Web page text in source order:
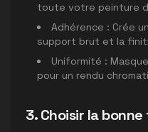
toute votre peinture
Adhérence : Crée
support brut et la
Uniformité :
pour un rendu
3. Choisir la